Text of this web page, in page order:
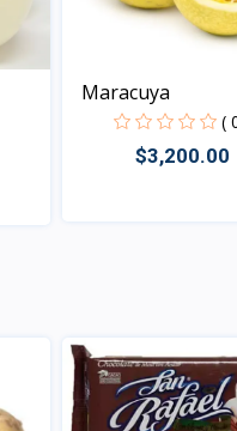
Maracuya
(
$3,200.00